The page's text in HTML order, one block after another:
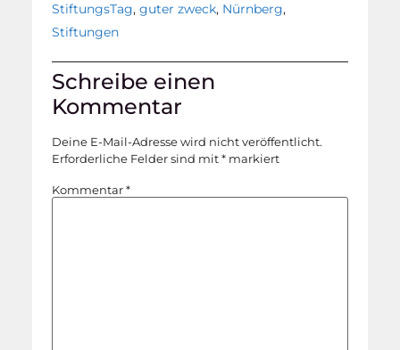
StiftungsTag,guter zweck, Nürnberg,
Stiftungen
Schreibe einen
Kommentar
Deine E-Mail-Adresse wird nicht veröffentlicht.
Erforderliche Felder sind mit* markiert
Kommentar*